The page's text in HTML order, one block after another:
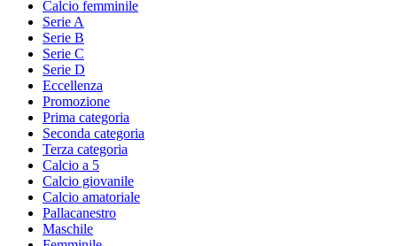
Calcio femminile
Serie A
Serie B
Serie C
Serie D
Eccellenza
Promozione
Prima categoria
Seconda categoria
Terza categoria
Calcio a 5
Calcio giovanile
Calcio amatoriale
Pallacanestro
Maschile